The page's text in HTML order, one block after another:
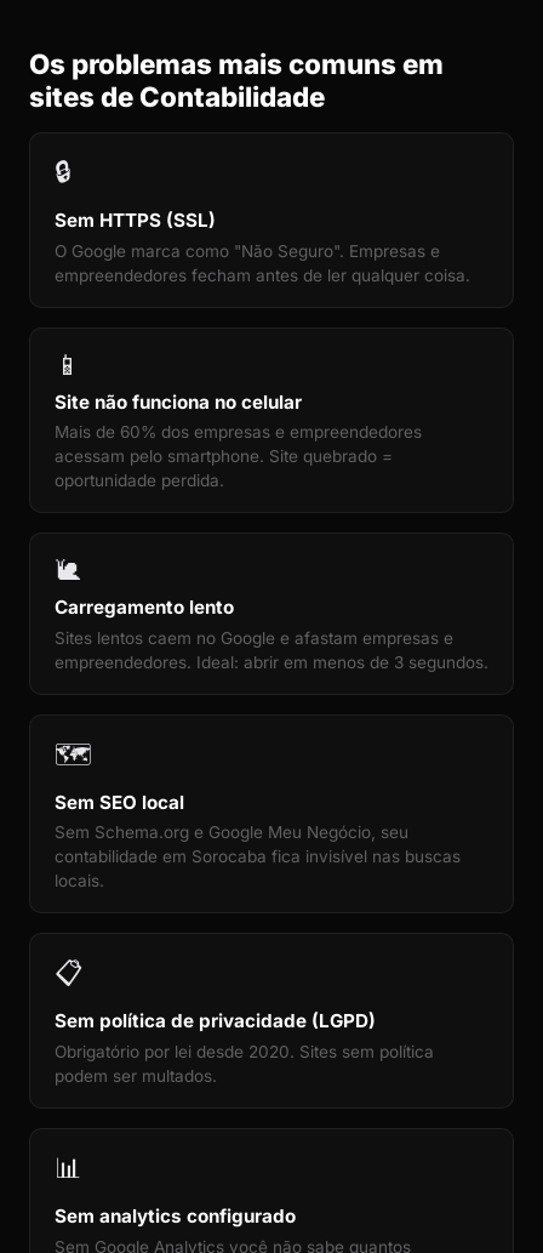
Os problemas mais comuns em
sites de Contabilidade
🔒
Sem HTTPS (SSL)
O Google marca como "Não Seguro". Empresas e
empreendedores fecham antes de ler qualquer coisa.
📱
Site não funciona no celular
Mais de 60% dos empresas e empreendedores
acessam pelo smartphone. Site quebrado =
oportunidade perdida.
🐌
Carregamento lento
Sites lentos caem no Google e afastam empresas e
empreendedores. Ideal: abrir em menos de 3 segundos.
🗺️
Sem SEO local
Sem Schema.org e Google Meu Negócio, seu
contabilidade em Sorocaba fica invisível nas buscas
locais.
📋
Sem política de privacidade (LGPD)
Obrigatório por lei desde 2020. Sites sem política
podem ser multados.
📊
Sem analytics configurado
Sem Google Analytics você não sabe quantos